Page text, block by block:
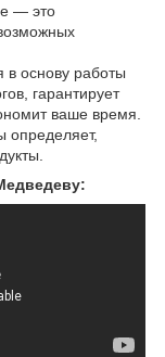
— это
в основу работы
гарантирует
ваше время.
определяет,